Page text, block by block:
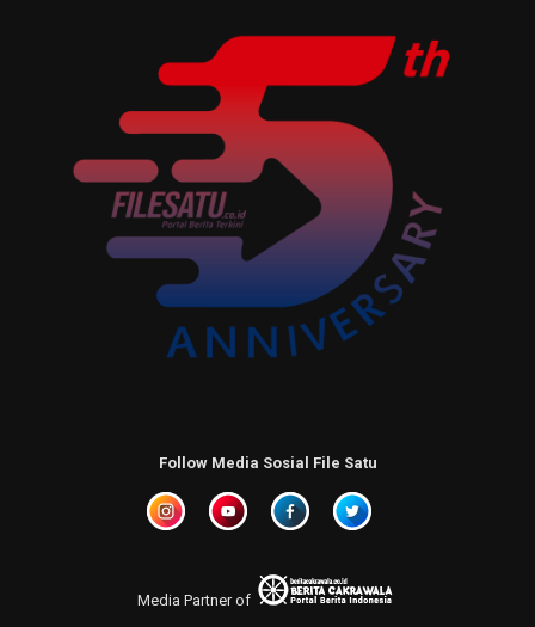
Follow Media Sosial File Satu
Media Partner of